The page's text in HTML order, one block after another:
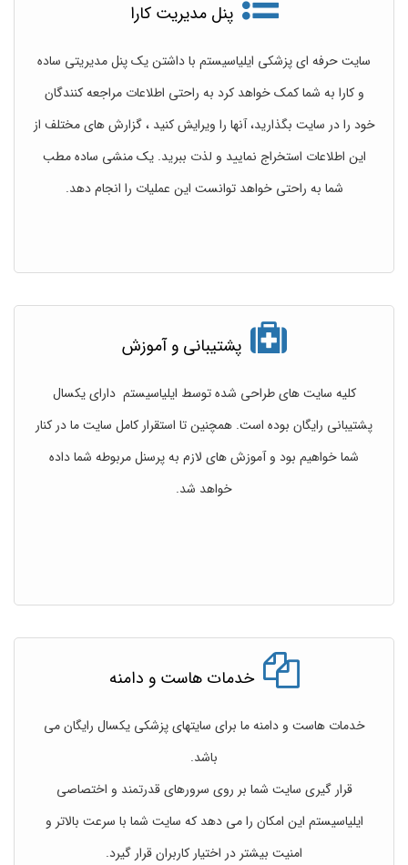
پنل مدیریت کارا
سایت حرفه ای پزشکی ایلیاسیستم با داشتن یک پنل مدیریتی ساده
و کارا به شما کمک خواهد کرد به راحتی اطلاعات مراجعه کنندگان
خود را در سایت بگذارید، آنها را ویرایش کنید ، گزارش های مختلف از
این اطلاعات استخراج نمایید و لذت ببرید. یک منشی ساده مطب
شما به راحتی خواهد توانست این عملیات را انجام دهد.
پشتیبانی و آموزش
کلیه سایت های طراحی شده توسط ایلیاسیستم دارای یکسال
پشتیبانی رایگان بوده است. همچنین تا استقرار کامل سایت ما در کنار
شما خواهیم بود و آموزش های لازم به پرسنل مربوطه شما داده
خواهد شد.
خدمات هاست و دامنه
خدمات هاست و دامنه ما برای سایتهای پزشکی یکسال رایگان می
باشد.
قرار گیری سایت شما بر روی سرورهای قدرتمند و اختصاصی
ایلیاسیستم این امکان را می دهد که سایت شما با سرعت بالاتر و
امنیت بیشتر در اختیار کاربران قرار گیرد.